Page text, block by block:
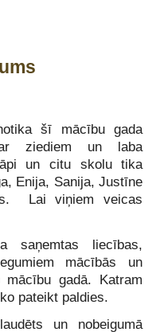
šī mācību gada
ziediem un laba
un citu skolu tika
Enija, Sanija, Justīne
Lai viņiem veicas
saņemtas liecības,
mācībās un
gadā. Katram
pateikt paldies.
un nobeigumā